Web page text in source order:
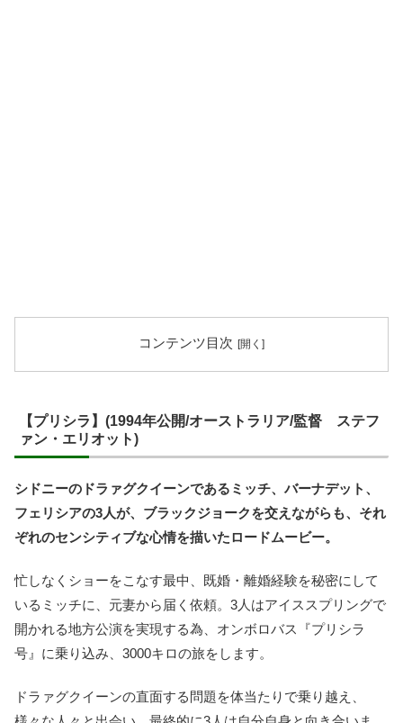
コンテンツ目次
【プリシラ】(1994年公開/オーストラリア/監督 ステフ
ァン・エリオット)
シドニーのドラァグクイーンであるミッチ、バーナデット、
フェリシアの3人が、ブラックジョークを交えながらも、それ
ぞれのセンシティブな心情を描いたロードムービー。
忙しなくショーをこなす最中、既婚・離婚経験を秘密にして
いるミッチに、元妻から届く依頼。3人はアイススプリングで
開かれる地方公演を実現する為、オンボロバス『プリシラ
号』に乗り込み、3000キロの旅をします。
ドラァグクイーンの直面する問題を体当たりで乗り越え、